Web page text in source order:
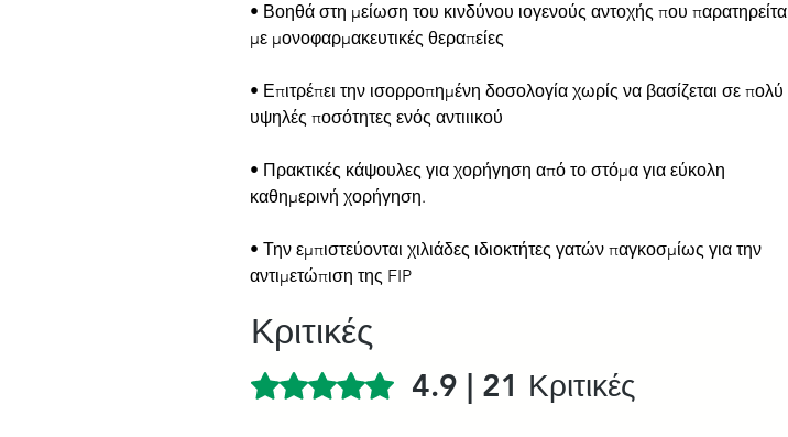
• Βοηθά στη μείωση του κινδύνου ιογενούς αντοχής που
με μονοφαρμακευτικές θεραπείες
• Επιτρέπει την ισορροπημένη δοσολογία χωρίς να βασίζεται σε πολύ
υψηλές ποσότητες ενός αντιιικού
• Πρακτικές κάψουλες για χορήγηση από το στόμα για εύκολη
καθημερινή χορήγηση.
• Την εμπιστεύονται χιλιάδες ιδιοκτήτες γατών παγκοσμίως για την
αντιμετώπιση της FIP
Κριτικές
Βαθμολογήθηκε με 4,9 από 5 αστέρια.
4.9 | 21 Κριτικές